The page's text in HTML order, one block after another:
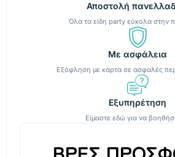
Αποστολή
Όλα τα είδη party εύκολα στην
Με ασφάλεια
Εξόφληση με κάρτα σε ασφαλές
Εξυπηρέτηση
Είμαστε εδώ για να